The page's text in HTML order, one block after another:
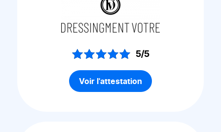
5/5
Voir l'attestation